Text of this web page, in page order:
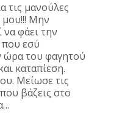
τις μανούλες
μου!!! Μην
να φάει την
εσύ
ώρα του φαγητού
καταπίεση.
Μείωσε τις
βάζεις στο